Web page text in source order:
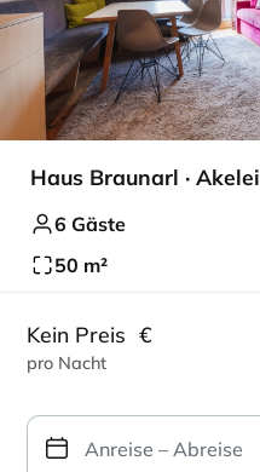
Haus Braunarl · Akelei
6 Gäste
50 m²
Kein Preis €
pro Nacht